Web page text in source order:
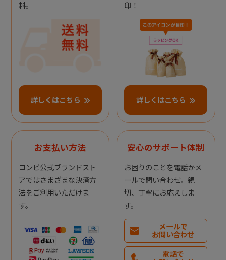
料。
詳しくはこちら
印！
詳しくはこちら
お支払い方法
コンビ公式ブランドスト
アではさまざまな決済方
法をご利用いただけま
す。
安心のサポート体制
お困りのことを電話かメ
ールで問い合わせ。親
切、丁寧にお応えしま
す。
メールで
お問い合わせ
電話で